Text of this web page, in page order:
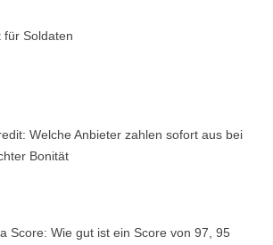
für Soldaten
Welche Anbieter zahlen sofort aus bei
Bonität
Score: Wie gut ist ein Score von 97, 95